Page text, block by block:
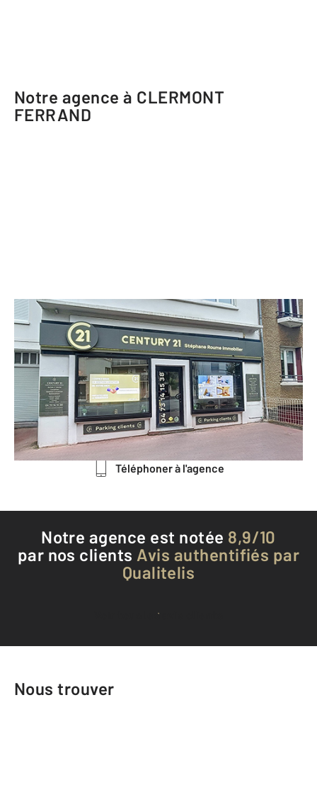
Notre agence à CLERMONT
FERRAND
CENTURY 21 Stéphane Roume
Immobilier
113 bis avenue de la Libération
CLERMONT FERRAND - 63000
Envoyer un message
Téléphoner à l'agence
Notre agence est notée 8,9/10
par nos clients Avis authentifiés par
Qualitelis
Voir tous les avis clients
Nous trouver